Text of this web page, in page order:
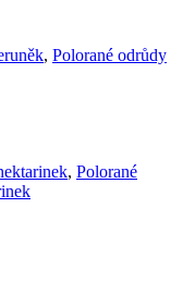
, Polorané odrůdy
, Polorané